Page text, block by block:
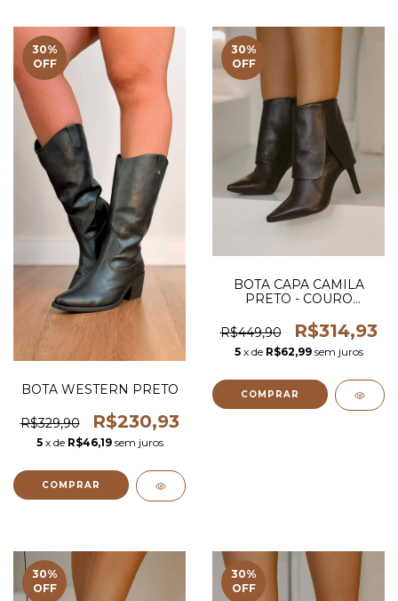
30%
OFF
BOTA WESTERN PRETO
R$329,90 R$230,93
5 x de R$46,19 sem juros
COMPRAR
30%
OFF
BOTA CAPA CAMILA
PRETO - COURO
R$449,90
R$314,93
5 x de R$62,99 sem juros
COMPRAR
30%
OFF
30%
OFF